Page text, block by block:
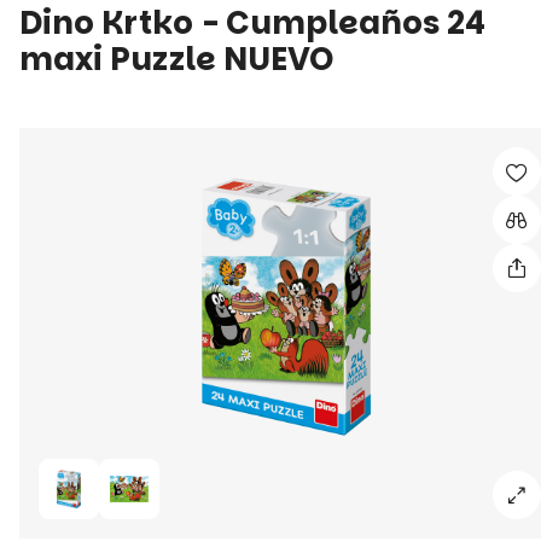
Dino Krtko - Cumpleaños 24
maxi Puzzle NUEVO